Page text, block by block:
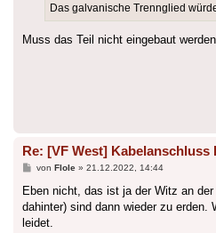
Das galvanische Trennglied
Muss das Teil nicht eingebaut
Re: [VF West]
Beitrag
von Flole» 21.12.2022, 14:44
Eben nicht, das ist ja der Witz an
dahinter) sind dann wieder zu
leidet.